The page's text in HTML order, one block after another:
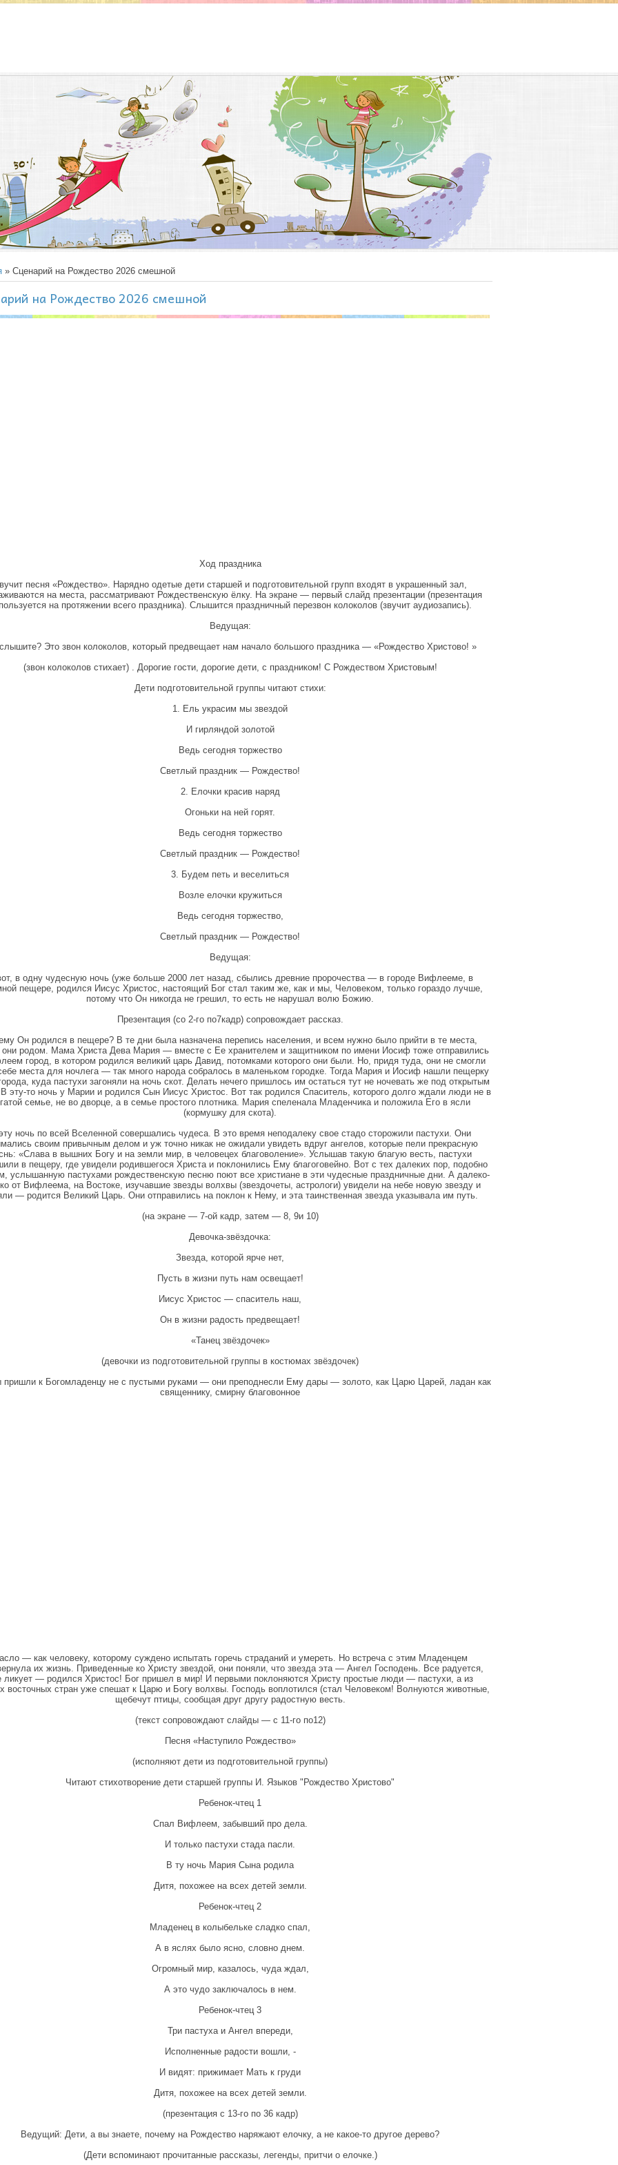
» Сценарий на Рождество 2026 смешной
на Рождество 2026 смешной
Ход праздника
песня «Рождество». Нарядно одетые дети старшей и подготовительной групп входят в украшенный зал,
на места, рассматривают Рождественскую ёлку. На экране — первый слайд презентации (презентация
на протяжении всего праздника). Слышится праздничный перезвон колоколов (звучит аудиозапись).
Ведущая:
Это звон колоколов, который предвещает нам начало большого праздника — «Рождество Христово! »
(звон колоколов стихает) . Дорогие гости, дорогие дети, с праздником! С Рождеством Христовым!
Дети подготовительной группы читают стихи:
1. Ель украсим мы звездой
И гирляндой золотой
Ведь сегодня торжество
Светлый праздник — Рождество!
2. Елочки красив наряд
Огоньки на ней горят.
Ведь сегодня торжество
Светлый праздник — Рождество!
3. Будем петь и веселиться
Возле елочки кружиться
Ведь сегодня торжество,
Светлый праздник — Рождество!
Ведущая:
в одну чудесную ночь (уже больше 2000 лет назад, сбылись древние пророчества — в городе Вифлееме, в
пещере, родился Иисус Христос, настоящий Бог стал таким же, как и мы, Человеком, только гораздо лучше,
потому что Он никогда не грешил, то есть не нарушал волю Божию.
Презентация (со 2-го по7кадр) сопровождает рассказ.
Он родился в пещере? В те дни была назначена перепись населения, и всем нужно было прийти в те места,
они родом. Мама Христа Дева Мария — вместе с Ее хранителем и защитником по имени Иосиф тоже отправились
город, в котором родился великий царь Давид, потомками которого они были. Но, придя туда, они не смогли
места для ночлега — так много народа собралось в маленьком городке. Тогда Мария и Иосиф нашли пещерку
куда пастухи загоняли на ночь скот. Делать нечего пришлось им остаться тут не ночевать же под открытым
эту-то ночь у Марии и родился Сын Иисус Христос. Вот так родился Спаситель, которого долго ждали люди не в
семье, не во дворце, а в семье простого плотника. Мария спеленала Младенчика и положила Его в ясли
(кормушку для скота).
ночь по всей Вселенной совершались чудеса. В это время неподалеку свое стадо сторожили пастухи. Они
своим привычным делом и уж точно никак не ожидали увидеть вдруг ангелов, которые пели прекрасную
«Слава в вышних Богу и на земли мир, в человецех благоволение». Услышав такую благую весть, пастухи
в пещеру, где увидели родившегося Христа и поклонились Ему благоговейно. Вот с тех далеких пор, подобно
услышанную пастухами рождественскую песню поют все христиане в эти чудесные праздничные дни. А далеко-
от Вифлеема, на Востоке, изучавшие звезды волхвы (звездочеты, астрологи) увидели на небе новую звезду и
— родится Великий Царь. Они отправились на поклон к Нему, и эта таинственная звезда указывала им путь.
(на экране — 7-ой кадр, затем — 8, 9и 10)
Девочка-звёздочка:
Звезда, которой ярче нет,
Пусть в жизни путь нам освещает!
Иисус Христос — спаситель наш,
Он в жизни радость предвещает!
«Танец звёздочек»
(девочки из подготовительной группы в костюмах звёздочек)
пришли к Богомладенцу не с пустыми руками — они преподнесли Ему дары — золото, как Царю Царей, ладан как
священнику, смирну благовонное
— как человеку, которому суждено испытать горечь страданий и умереть. Но встреча с этим Младенцем
их жизнь. Приведенные ко Христу звездой, они поняли, что звезда эта — Ангел Господень. Все радуется,
ликует — родился Христос! Бог пришел в мир! И первыми поклоняются Христу простые люди — пастухи, а из
восточных стран уже спешат к Царю и Богу волхвы. Господь воплотился (стал Человеком! Волнуются животные,
щебечут птицы, сообщая друг другу радостную весть.
(текст сопровождают слайды — с 11-го по12)
Песня «Наступило Рождество»
(исполняют дети из подготовительной группы)
Читают стихотворение дети старшей группы И. Языков "Рождество Христово"
Ребенок-чтец 1
Спал Вифлеем, забывший про дела.
И только пастухи стада пасли.
В ту ночь Мария Сына родила
Дитя, похожее на всех детей земли.
Ребенок-чтец 2
Младенец в колыбельке сладко спал,
А в яслях было ясно, словно днем.
Огромный мир, казалось, чуда ждал,
А это чудо заключалось в нем.
Ребенок-чтец 3
Три пастуха и Ангел впереди,
Исполненные радости вошли, -
И видят: прижимает Мать к груди
Дитя, похожее на всех детей земли.
(презентация с 13-го по 36 кадр)
Ведущий: Дети, а вы знаете, почему на Рождество наряжают елочку, а не какое-то другое дерево?
(Дети вспоминают прочитанные рассказы, легенды, притчи о елочке.)